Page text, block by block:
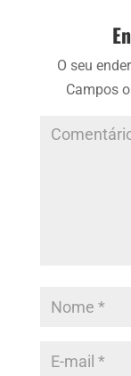
O seu
Campos